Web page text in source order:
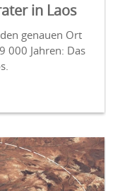
in Laos
genauen Ort
000 Jahren: Das